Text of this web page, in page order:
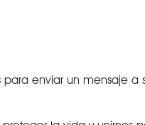
enviar un mensaje